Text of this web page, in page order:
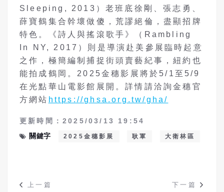
Sleeping, 2013）老班底徐剛、張志勇、
薛寶鶴集合幹壞做傻，荒謬絕倫，盡顯招牌
特色。《詩人與搖滾歌手》（Rambling
In NY, 2017）則是導演赴美參展臨時起意
之作，極簡編制捕捉街頭賣藝紀事，紐約也
能拍成鶴岡。2025金穗影展將於5/1至5/9
在光點華山電影館展開。詳情請洽詢金穗官
方網站 https://ghsa.org.tw/gha/
更新時間：2025/03/13 19:54
關鍵字
2025金穗影展 耿軍 大衛林區
上一篇 下一篇